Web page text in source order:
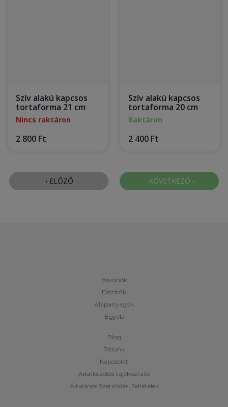
Szív alakú kapcsos
tortaforma 21 cm
Nincs raktáron
2 800 Ft
Szív alakú kapcsos
tortaforma 20 cm
Raktáron
2 400 Ft
Bevonók
Díszítők
Alapanyagok
Egyéb
Blog
Rólunk
Kapcsolat
Adatkezelési tájékoztató
Általános Szerződési Feltételek